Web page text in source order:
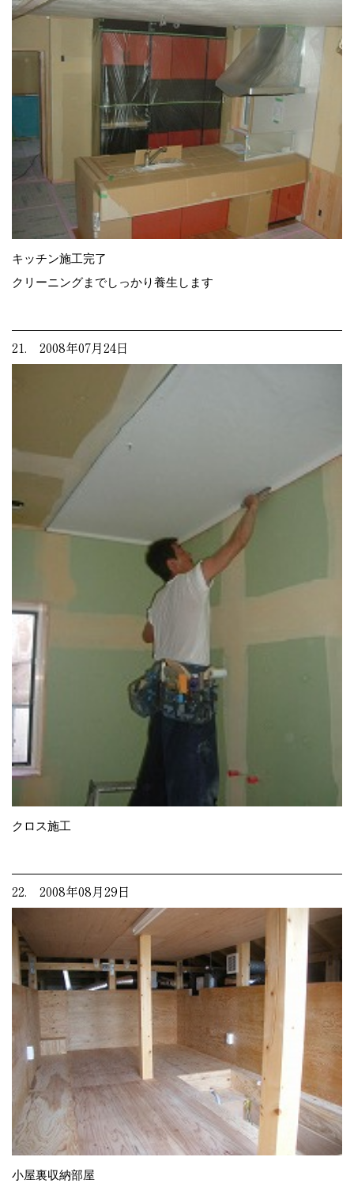
キッチン施工完了
クリーニングまでしっかり養生します
21. 2008年07月24日
クロス施工
22. 2008年08月29日
小屋裏収納部屋